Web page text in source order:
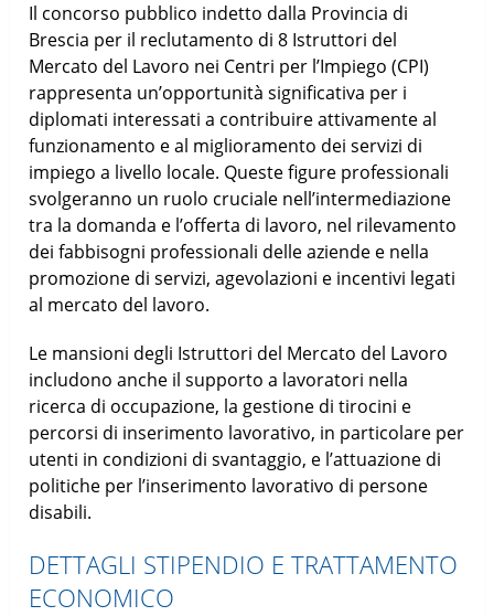
Il concorso pubblico indetto dalla Provincia di
Brescia per il reclutamento di 8 Istruttori del
Mercato del Lavoro nei Centri per l’Impiego (CPI)
rappresenta un’opportunità significativa per i
diplomati interessati a contribuire attivamente al
funzionamento e al miglioramento dei servizi di
impiego a livello locale. Queste figure professionali
svolgeranno un ruolo cruciale nell’intermediazione
tra la domanda e l’offerta di lavoro, nel rilevamento
dei fabbisogni professionali delle aziende e nella
promozione di servizi, agevolazioni e incentivi legati
al mercato del lavoro.
Le mansioni degli Istruttori del Mercato del Lavoro
includono anche il supporto a lavoratori nella
ricerca di occupazione, la gestione di tirocini e
percorsi di inserimento lavorativo, in particolare per
utenti in condizioni di svantaggio, e l’attuazione di
politiche per l’inserimento lavorativo di persone
disabili.
DETTAGLI STIPENDIO E TRATTAMENTO
ECONOMICO